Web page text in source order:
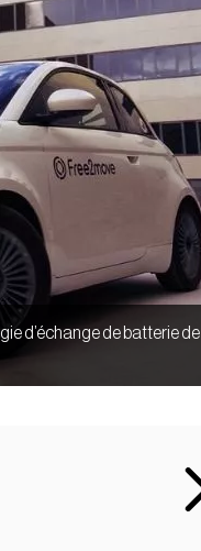
d’échange de batterie de